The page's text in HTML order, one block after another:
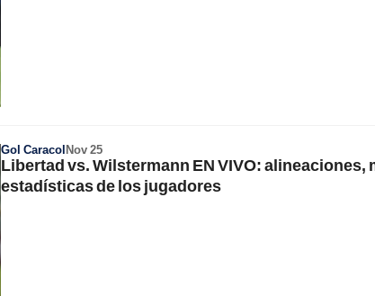
Gol CaracolNov 25
Libertad vs. Wilstermann EN VIVO: alineaciones,
estadísticas de los jugadores